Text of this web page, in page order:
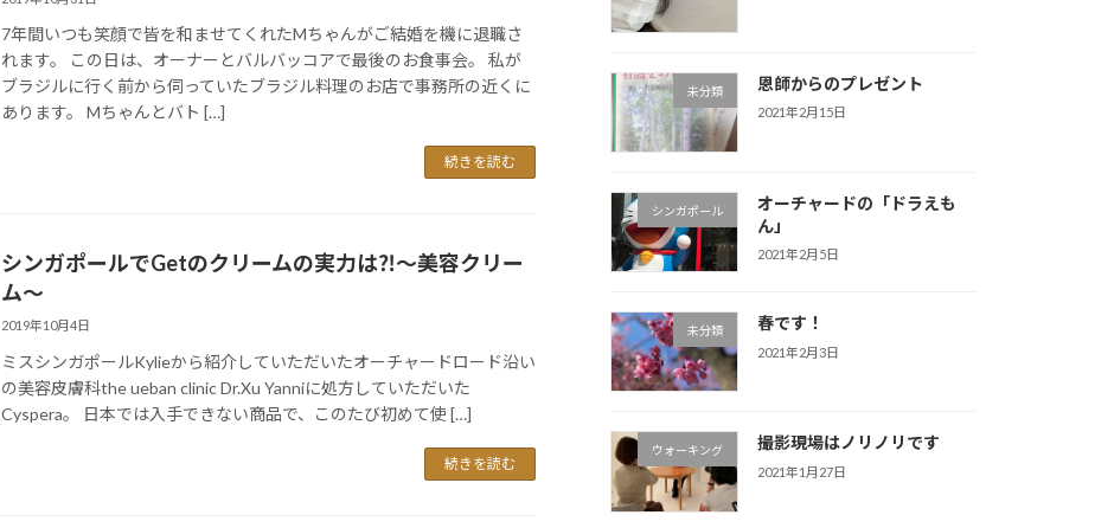
7年間いつも笑顔で皆を和ませてくれたMちゃんがご結婚を機に退職さ
れます。 この日は、オーナーとバルバッコアで最後のお食事会。 私が
ブラジルに行く前から伺っていたブラジル料理のお店で事務所の近くに
あります。 Mちゃんとバト […]
続きを読む
シンガポールでGetのクリームの実力は⁈～美容クリー
ム～
2019年10月4日
ミスシンガポールKylieから紹介していただいたオーチャードロード沿い
の美容皮膚科the ueban clinic Dr.Xu Yanniに処方していただいた
Cyspera。 日本では入手できない商品で、このたび初めて使 […]
続きを読む
未分類 恩師からのプレゼント
2021年2月15日
シンガポール
オーチャードの「ドラえも
ん」
2021年2月5日
未分類 春です！
2021年2月3日
ウォーキング 撮影現場はノリノリです
2021年1月27日